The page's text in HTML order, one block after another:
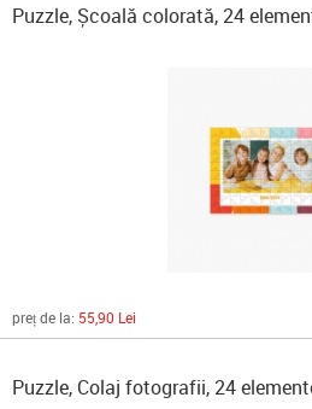
Puzzle, Școală colorată, 24
preț de la: 55,90 Lei
Puzzle, Colaj fotografii, 24